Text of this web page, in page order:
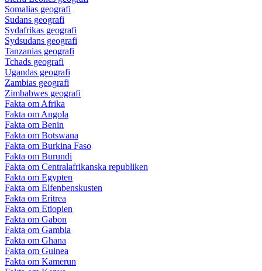
Somalias geografi
Sudans geografi
Sydafrikas geografi
Sydsudans geografi
Tanzanias geografi
Tchads geografi
Ugandas geografi
Zambias geografi
Zimbabwes geografi
Fakta om Afrika
Fakta om Angola
Fakta om Benin
Fakta om Botswana
Fakta om Burkina Faso
Fakta om Burundi
Fakta om Centralafrikanska republiken
Fakta om Egypten
Fakta om Elfenbenskusten
Fakta om Eritrea
Fakta om Etiopien
Fakta om Gabon
Fakta om Gambia
Fakta om Ghana
Fakta om Guinea
Fakta om Kamerun